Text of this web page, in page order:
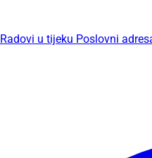
Radovi u tijeku Poslovni